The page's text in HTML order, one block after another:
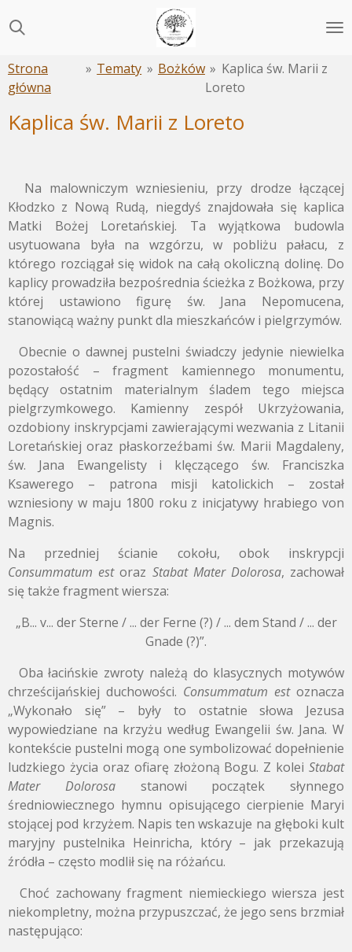
do
treści
Strona
główna
» Tematy » Bożków » Kaplica św. Marii z
Loreto
Kaplica św. Marii z Loreto
Na malowniczym wzniesieniu, przy drodze łączącej
Kłodzko z Nową Rudą, niegdyś znajdowała się kaplica
Matki Bożej Loretańskiej. Ta wyjątkowa budowla
usytuowana była na wzgórzu, w pobliżu pałacu, z
którego rozciągał się widok na całą okoliczną dolinę. Do
kaplicy prowadziła bezpośrednia ścieżka z Bożkowa, przy
której ustawiono figurę św. Jana Nepomucena,
stanowiącą ważny punkt dla mieszkańców i pielgrzymów.
Obecnie o dawnej pustelni świadczy jedynie niewielka
pozostałość – fragment kamiennego monumentu,
będący ostatnim materialnym śladem tego miejsca
pielgrzymkowego. Kamienny zespół Ukrzyżowania,
ozdobiony inskrypcjami zawierającymi wezwania z Litanii
Loretańskiej oraz płaskorzeźbami św. Marii Magdaleny,
św. Jana Ewangelisty i klęczącego św. Franciszka
Ksawerego – patrona misji katolickich – został
wzniesiony w maju 1800 roku z inicjatywy hrabiego von
Magnis.
Na przedniej ścianie cokołu, obok inskrypcji
Consummatum estoraz Stabat Mater Dolorosa, zachował
się także fragment wiersza:
„B... v... der Sterne / ... der Ferne (?) / ... dem Stand / ... der
Gnade (?)”.
Oba łacińskie zwroty należą do klasycznych motywów
chrześcijańskiej duchowości. Consummatum estoznacza
„Wykonało się” – były to ostatnie słowa Jezusa
wypowiedziane na krzyżu według Ewangelii św. Jana. W
kontekście pustelni mogą one symbolizować dopełnienie
ludzkiego życia oraz ofiarę złożoną Bogu. Z kolei Stabat
Mater Dolorosastanowi początek słynnego
średniowiecznego hymnu opisującego cierpienie Maryi
stojącej pod krzyżem. Napis ten wskazuje na głęboki kult
maryjny pustelnika Heinricha, który – jak przekazują
źródła – często modlił się na różańcu.
Choć zachowany fragment niemieckiego wiersza jest
niekompletny, można przypuszczać, że jego sens brzmiał
następująco: